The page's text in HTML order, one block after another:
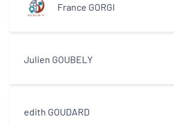
France GORGI
Julien GOUBELY
edith GOUDARD